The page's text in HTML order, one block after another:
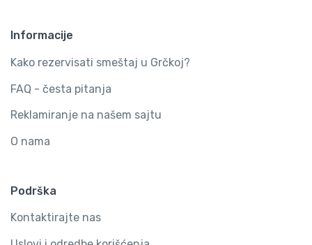
Informacije
Kako rezervisati smeštaj u Grčkoj?
FAQ - česta pitanja
Reklamiranje na našem sajtu
O nama
Podrška
Kontaktirajte nas